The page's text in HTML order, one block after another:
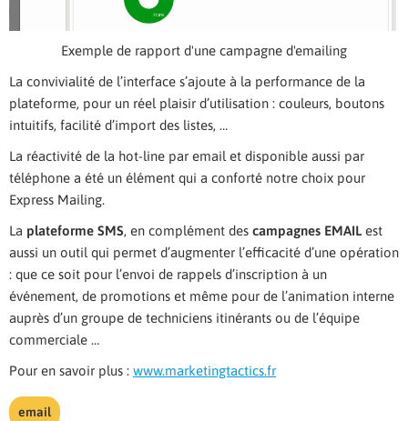
Exemple de rapport d'une campagne d'emailing
La convivialité de l’interface s’ajoute à la performance de la
plateforme, pour un réel plaisir d’utilisation : couleurs, boutons
intuitifs, facilité d’import des listes, …
La réactivité de la hot-line par email et disponible aussi par
téléphone a été un élément qui a conforté notre choix pour
Express Mailing.
La plateforme SMS, en complément des campagnes EMAIL est
aussi un outil qui permet d’augmenter l’efficacité d’une opération
: que ce soit pour l’envoi de rappels d’inscription à un
événement, de promotions et même pour de l’animation interne
auprès d’un groupe de techniciens itinérants ou de l’équipe
commerciale …
Pour en savoir plus : www.marketingtactics.fr
email